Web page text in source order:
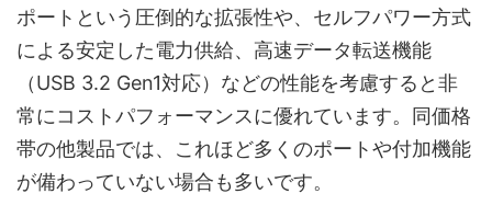
ポートという圧倒的な拡張性や、セルフパワー方式
による安定した電力供給、高速データ転送機能
（USB 3.2 Gen1対応）などの性能を考慮すると非
常にコストパフォーマンスに優れています。同価格
帯の他製品では、これほど多くのポートや付加機能
が備わっていない場合も多いです。